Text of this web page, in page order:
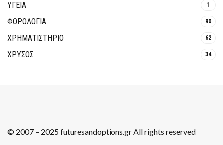
ΥΓΕΙΑ 1
ΦΟΡΟΛΟΓΙΑ 90
ΧΡΗΜΑΤΙΣΤΗΡΙΟ 62
ΧΡΥΣΟΣ 34
© 2007 – 2025 futuresandoptions.gr All rights reserved